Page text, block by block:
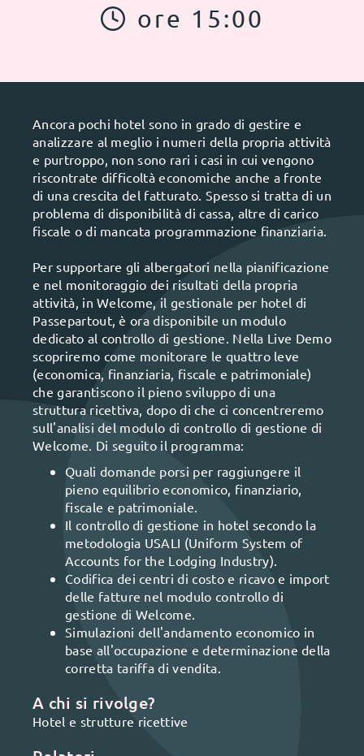
ore 15:00
Ancora pochi hotel sono in grado di gestire e
analizzare al meglio i numeri della propria attività
e purtroppo, non sono rari i casi in cui vengono
riscontrate difficoltà economiche anche a fronte
di una crescita del fatturato. Spesso si tratta di un
problema di disponibilità di cassa, altre di carico
fiscale o di mancata programmazione finanziaria.
Per supportare gli albergatori nella pianificazione
e nel monitoraggio dei risultati della propria
attività, in Welcome, il gestionale per hotel di
Passepartout, è ora disponibile un modulo
dedicato al controllo di gestione. Nella Live Demo
scopriremo come monitorare le quattro leve
(economica, finanziaria, fiscale e patrimoniale)
che garantiscono il pieno sviluppo di una
struttura ricettiva, dopo di che ci concentreremo
sull'analisi del modulo di controllo di gestione di
Welcome. Di seguito il programma:
Quali domande porsi per raggiungere il
pieno equilibrio economico, finanziario,
fiscale e patrimoniale.
Il controllo di gestione in hotel secondo la
metodologia USALI (Uniform System of
Accounts for the Lodging Industry).
Codifica dei centri di costo e ricavo e import
delle fatture nel modulo controllo di
gestione di Welcome.
Simulazioni dell'andamento economico in
base all'occupazione e determinazione della
corretta tariffa di vendita.
A chi si rivolge?
Hotel e strutture ricettive